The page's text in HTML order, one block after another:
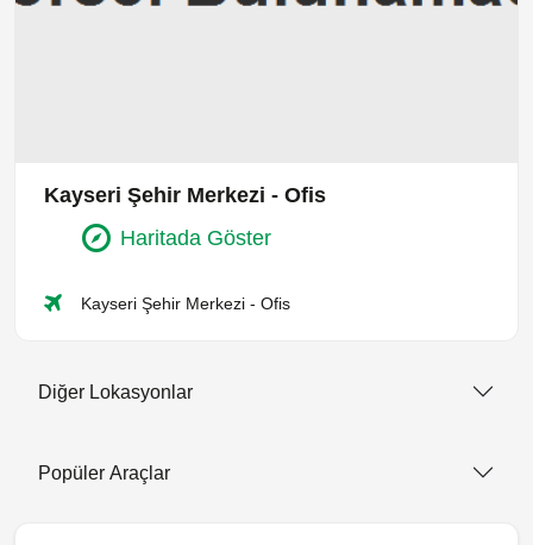
Kayseri Şehir Merkezi - Ofis
Haritada Göster
Kayseri Şehir Merkezi - Ofis
Diğer Lokasyonlar
Popüler Araçlar